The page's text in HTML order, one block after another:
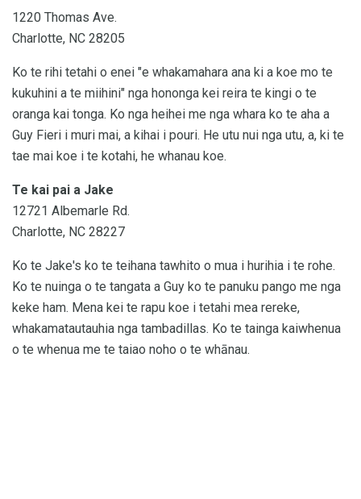
1220 Thomas Ave.
Charlotte, NC 28205
Ko te rihi tetahi o enei "e whakamahara ana ki a koe mo te
kukuhini a te miihini" nga hononga kei reira te kingi o te
oranga kai tonga. Ko nga heihei me nga whara ko te aha a
Guy Fieri i muri mai, a kihai i pouri. He utu nui nga utu, a, ki te
tae mai koe i te kotahi, he whanau koe.
Te kai pai a Jake
12721 Albemarle Rd.
Charlotte, NC 28227
Ko te Jake's ko te teihana tawhito o mua i hurihia i te rohe.
Ko te nuinga o te tangata a Guy ko te panuku pango me nga
keke ham. Mena kei te rapu koe i tetahi mea rereke,
whakamatautauhia nga tambadillas. Ko te tainga kaiwhenua
o te whenua me te taiao noho o te whānau.